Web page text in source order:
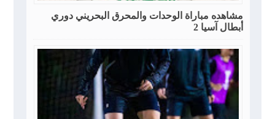
مشاهده مباراة الوحدات والمحرق البحريني دوري
أبطال آسيا 2